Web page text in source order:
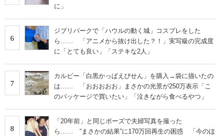
に」
6
ジブリパークで「ハウルの動く城」コスプレをした
ら…… 「アニメから抜け出した？！」実写級の完成度
に「とても良い」「ステキな2人」
7
カルビー「白黒かっぱえびせん」を購入→袋に描いたの
は…… 「おおおおお」まさかの光景が250万表示「こ
のパッケージで買いたい」「泣きながら食べるやつ」
8
「20年前」と同じポーズで夫婦写真を撮った
ら…… “まさかの結果”に170万回再生の困惑 「今のほ